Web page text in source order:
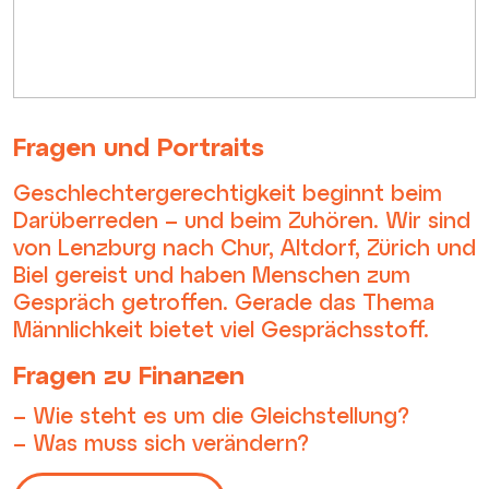
Fragen und Portraits
Geschlechtergerechtigkeit beginnt beim
Darüberreden – und beim Zuhören. Wir sind
von Lenzburg nach Chur, Altdorf, Zürich und
Biel gereist und haben Menschen zum
Gespräch getroffen. Gerade das Thema
Männlichkeit bietet viel Gesprächsstoff.
Fragen zu Finanzen
Wie steht es um die Gleichstellung?
Was muss sich verändern?